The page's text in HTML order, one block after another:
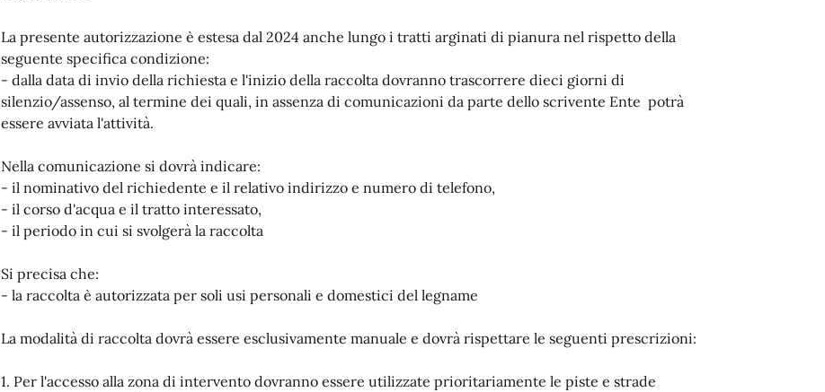
La presente autorizzazione è estesa dal 2024 anche lungo i tratti arginati di pianura nel rispetto della
seguente specifica condizione:
- dalla data di invio della richiesta e l'inizio della raccolta dovranno trascorrere dieci giorni di
silenzio/assenso, al termine dei quali, in assenza di comunicazioni da parte dello scrivente Ente potrà
essere avviata l'attività.
Nella comunicazione si dovrà indicare:
- il nominativo del richiedente e il relativo indirizzo e numero di telefono,
- il corso d'acqua e il tratto interessato,
- il periodo in cui si svolgerà la raccolta
Si precisa che:
- la raccolta è autorizzata per soli usi personali e domestici del legname
La modalità di raccolta dovrà essere esclusivamente manuale e dovrà rispettare le seguenti prescrizioni:
1. Per l'accesso alla zona di intervento dovranno essere utilizzate prioritariamente le piste e strade